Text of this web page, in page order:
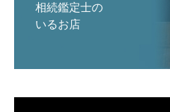
相続鑑定士の
いるお店
動